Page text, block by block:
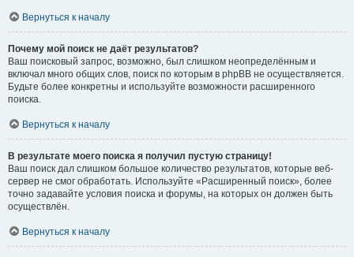
Вернуться к началу
Почему мой поиск не даёт результатов?
Ваш поисковый запрос, возможно, был слишком неопределённым и
включал много общих слов, поиск по которым в phpBB не осуществляется.
Будьте более конкретны и используйте возможности расширенного
поиска.
Вернуться к началу
В результате моего поиска я получил пустую страницу!
Ваш поиск дал слишком большое количество результатов, которые веб-
сервер не смог обработать. Используйте «Расширенный поиск», более
точно задавайте условия поиска и форумы, на которых он должен быть
осуществлён.
Вернуться к началу